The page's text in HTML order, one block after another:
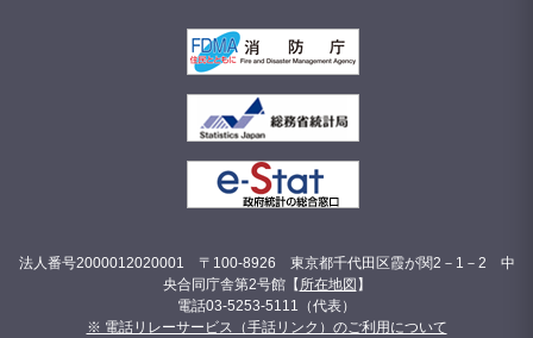
法人番号2000012020001 〒100-8926 東京都千代田区霞が関2－1－2 中
央合同庁舎第2号館【 所在地図 】
電話03-5253-5111（代表）
※ 電話リレーサービス（手話リンク）のご利用について